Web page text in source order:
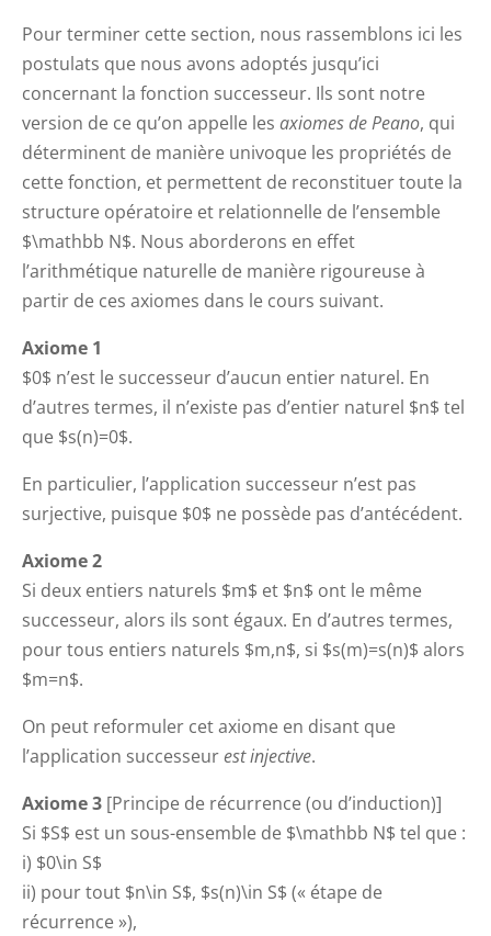
Pour terminer cette section, nous rassemblons ici les
postulats que nous avons adoptés jusqu’ici
concernant la fonction successeur. Ils sont notre
version de ce qu’on appelle les axiomes de Peano, qui
déterminent de manière univoque les propriétés de
cette fonction, et permettent de reconstituer toute la
structure opératoire et relationnelle de l’ensemble
$\mathbb N$. Nous aborderons en effet
l’arithmétique naturelle de manière rigoureuse à
partir de ces axiomes dans le cours suivant.
Axiome 1
$0$ n’est le successeur d’aucun entier naturel. En
d’autres termes, il n’existe pas d’entier naturel $n$ tel
que $s(n)=0$.
En particulier, l’application successeur n’est pas
surjective, puisque $0$ ne possède pas d’antécédent.
Axiome 2
Si deux entiers naturels $m$ et $n$ ont le même
successeur, alors ils sont égaux. En d’autres termes,
pour tous entiers naturels $m,n$, si $s(m)=s(n)$ alors
$m=n$.
On peut reformuler cet axiome en disant que
l’application successeurest injective.
Axiome 3 [Principe de récurrence (ou d’induction)]
Si $S$ est un sous-ensemble de $\mathbb N$ tel que :
i) $0\in S$
ii) pour tout $n\in S$, $s(n)\in S$ (« étape de
récurrence »),